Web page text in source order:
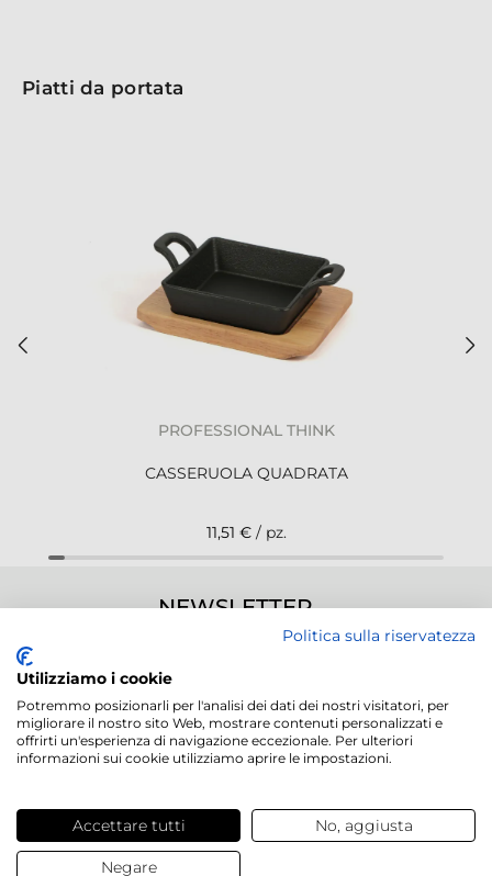
Piatti da portata
PROFESSIONAL THINK
CASSERUOLA QUADRATA
11,51 € / pz.
NEWSLETTER
Servizi offerti
Chi siamo
Politica sulla riservatezza
Utilizziamo i cookie
Potremmo posizionarli per l'analisi dei dati dei nostri visitatori, per
migliorare il nostro sito Web, mostrare contenuti personalizzati e
offrirti un'esperienza di navigazione eccezionale. Per ulteriori
informazioni sui cookie utilizziamo aprire le impostazioni.
Accettare tutti No, aggiusta
Negare